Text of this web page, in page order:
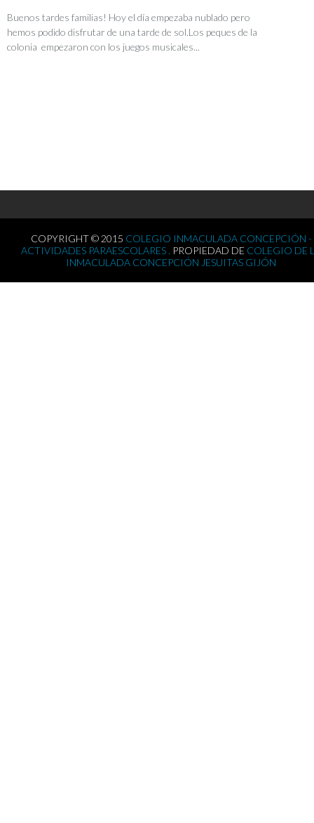
Buenos tardes familias! Hoy el día empezaba nublado pero
hemos podido disfrutar de una tarde de sol.Los peques de la
colonia empezaron con los juegos musicales...
COPYRIGHT © 2015 COLEGIO INMACULADA CONCEPCIÓN -
ACTIVIDADES PARAESCOLARES . PROPIEDAD DE COLEGIO DE
INMACULADA CONCEPCIÓN JESUITAS GIJÓN